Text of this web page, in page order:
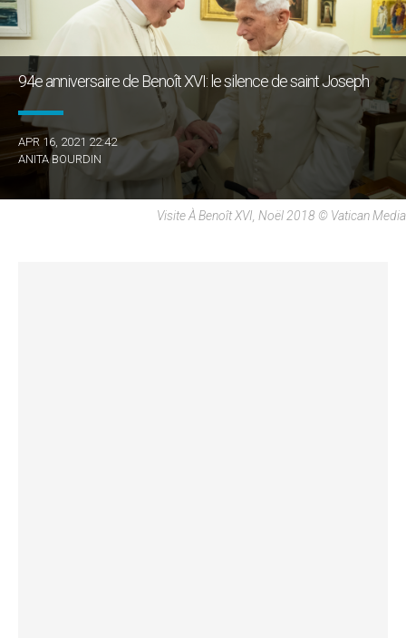
94e anniversaire de Benoît XVI: le silence de saint Joseph
APR 16, 2021 22:42
ANITA BOURDIN
Visite À Benoît XVI, Noël 2018 © Vatican Media